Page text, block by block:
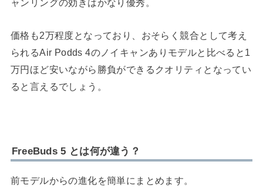
ャンリングの効きはかなり優秀。
価格も2万程度となっており、おそらく競合として考え
られるAir Podds 4のノイキャンありモデルと比べると1
万円ほど安いながら勝負ができるクオリティとなってい
ると言えるでしょう。
FreeBuds 5 とは何が違う？
前モデルからの進化を簡単にまとめます。